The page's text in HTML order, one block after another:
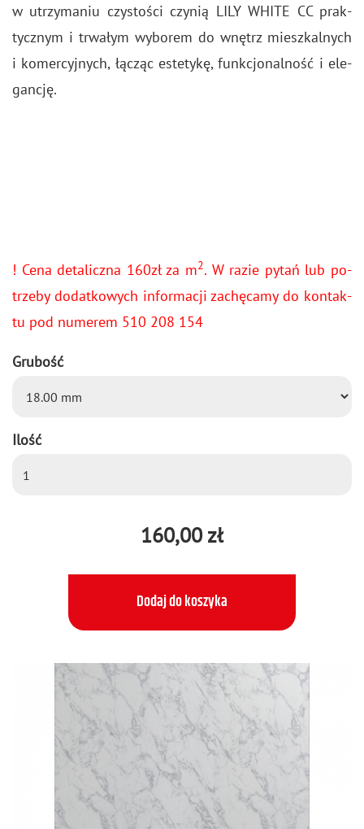
w utrzy­ma­niu czy­sto­ści czy­nią LILY WHITE CC prak­
tycz­nym i trwa­łym wy­bo­rem do wnętrz miesz­kal­nych
i ko­mer­cyj­nych, łą­cząc es­te­ty­kę, funk­cjo­nal­ność i ele­
gan­cję.
! Cena de­ta­licz­na 160zł za m2. W razie pytań lub po­
trze­by do­dat­ko­wych in­for­ma­cji za­chę­ca­my do kon­tak­
tu pod nu­me­rem 510 208 154
Grubość
Ilość
160,00 zł
Dodaj do koszyka